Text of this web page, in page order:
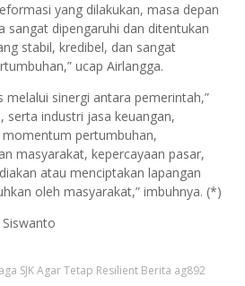
yang dilakukan, masa depan
sangat dipengaruhi dan ditentukan
stabil, kredibel, dan sangat
ucap Airlangga.
sinergi antara pemerintah,”
serta industri jasa keuangan,
pertumbuhan,
masyarakat, kepercayaan pasar,
atau menciptakan lapangan
oleh masyarakat,” imbuhnya. (*)
Siswanto
SJK Agar Tetap Resilient Berita ag892